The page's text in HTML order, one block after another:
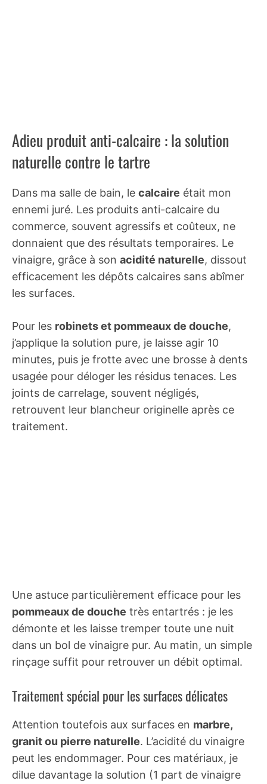
Adieu produit anti-calcaire : la solution
naturelle contre le tartre
Dans ma salle de bain, le calcaire était mon
ennemi juré. Les produits anti-calcaire du
commerce, souvent agressifs et coûteux, ne
donnaient que des résultats temporaires. Le
vinaigre, grâce à son acidité naturelle, dissout
efficacement les dépôts calcaires sans abîmer
les surfaces.
Pour les robinets et pommeaux de douche,
j’applique la solution pure, je laisse agir 10
minutes, puis je frotte avec une brosse à dents
usagée pour déloger les résidus tenaces. Les
joints de carrelage, souvent négligés,
retrouvent leur blancheur originelle après ce
traitement.
Une astuce particulièrement efficace pour les
pommeaux de douche très entartrés : je les
démonte et les laisse tremper toute une nuit
dans un bol de vinaigre pur. Au matin, un simple
rinçage suffit pour retrouver un débit optimal.
Traitement spécial pour les surfaces délicates
Attention toutefois aux surfaces en marbre,
granit ou pierre naturelle. L’acidité du vinaigre
peut les endommager. Pour ces matériaux, je
dilue davantage la solution (1 part de vinaigre